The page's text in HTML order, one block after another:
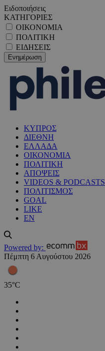
Ειδοποιήσεις
ΚΑΤΗΓΟΡΙΕΣ
ΟΙΚΟΝΟΜΙΑ
ΠΟΛΙΤΙΚΗ
ΕΙΔΗΣΕΙΣ
ΚΥΠΡΟΣ
ΔΙΕΘΝΗ
ΕΛΛΑΔΑ
ΟΙΚΟΝΟΜΙΑ
ΠΟΛΙΤΙΚΗ
ΑΠΟΨΕΙΣ
VIDEOS & PODCASTS
ΠΟΛΙΤΙΣΜΟΣ
GOAL
LIKE
EN
Powered by:
Πέμπτη 6 Αυγούστου 2026
35°C